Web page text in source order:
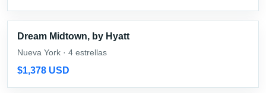
Dream Midtown, by Hyatt
Nueva York · 4 estrellas
$1,378 USD